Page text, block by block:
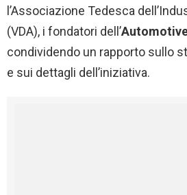
l’Associazione Tedesca
(VDA), i fondatori dell’
condividendo un rapporto sullo
e sui dettagli dell’iniziativa.